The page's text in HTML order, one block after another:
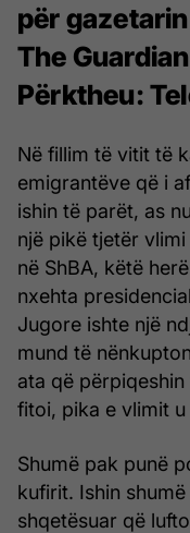
për
The Guardian
Përktheu:
Në fillim të vitit të
emigrantëve që i
ishin të parët, as
një pikë tjetër
në ShBA, këtë
nxehta
Jugore ishte një
mund të
ata që përpiqeshin
fitoi, pika e vlimit u
Shumë pak punë
kufirit. Ishin
shqetësuar që